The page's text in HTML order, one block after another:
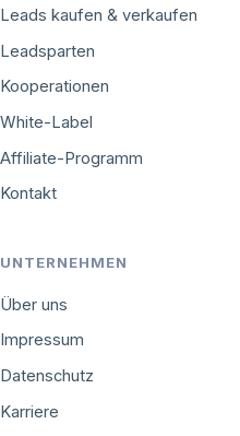
Leads kaufen & verkaufen
Leadsparten
Kooperationen
White-Label
Affiliate-Programm
Kontakt
UNTERNEHMEN
Über uns
Impressum
Datenschutz
Karriere